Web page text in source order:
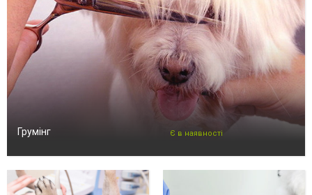
Грумінг Є в наявності